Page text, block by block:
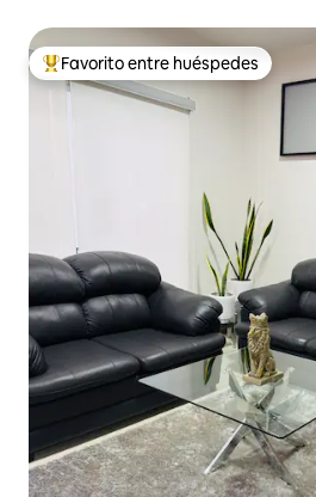
Favorito entre huéspedes preferido
Favorito entre huéspedes